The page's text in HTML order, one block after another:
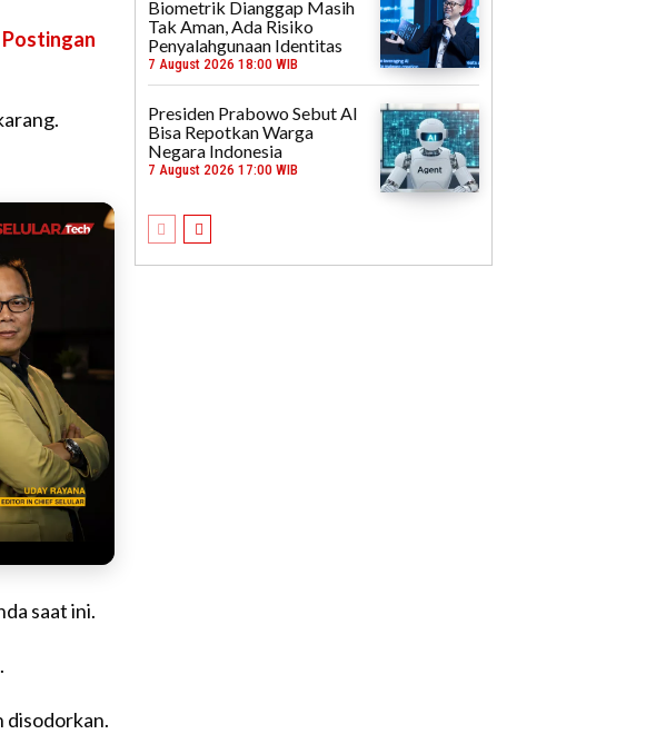
t
saat ini.
disodorkan.
Biometrik Dianggap Masih
Tak Aman, Ada Risiko
Penyalahgunaan Identitas
7 August 2026 18:00 WIB
Presiden Prabowo Sebut AI
Bisa Repotkan Warga
Negara Indonesia
7 August 2026 17:00 WIB